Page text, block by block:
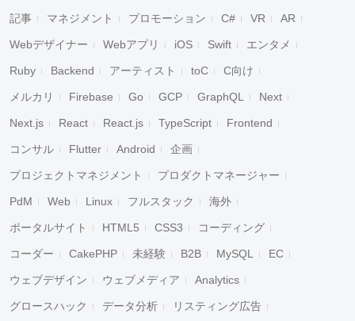
記事 マネジメント プロモーション C# VR AR
Webデザイナー Webアプリ iOS Swift エンタメ
Ruby Backend アーティスト toC C向け
メルカリ Firebase Go GCP GraphQL Next
Next.js React React.js TypeScript Frontend
コンサル Flutter Android 企画
プロジェクトマネジメント プロダクトマネージャー
PdM Web Linux フルスタック 海外
ポータルサイト HTML5 CSS3 コーディング
コーダー CakePHP 未経験 B2B MySQL EC
ウェブデザイン ウェブメディア Analytics
グロースハック データ分析 リスティング広告